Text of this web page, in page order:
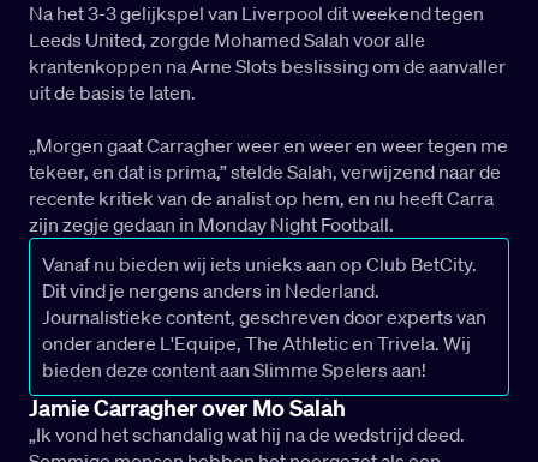
Na het 3-3 gelijkspel van Liverpool dit weekend tegen
Leeds United, zorgde Mohamed Salah voor alle
krantenkoppen na Arne Slots beslissing om de aanvaller
uit de basis te laten.
„Morgen gaat Carragher weer en weer en weer tegen me
tekeer, en dat is prima,” stelde Salah, verwijzend naar de
recente kritiek van de analist op hem, en nu heeft Carra
zijn zegje gedaan in Monday Night Football.
Vanaf nu bieden wij iets unieks aan op Club BetCity.
Dit vind je nergens anders in Nederland.
Journalistieke content, geschreven door experts van
onder andere L'Equipe, The Athletic en Trivela. Wij
bieden deze content aan Slimme Spelers aan!
Jamie Carragher over Mo Salah
„Ik vond het schandalig wat hij na de wedstrijd deed.